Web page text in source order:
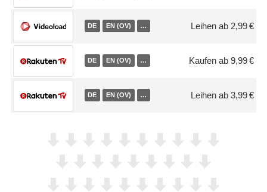
DE EN (OV) … Leihen ab 2,99 €
DE EN (OV) … Kaufen ab 9,99 €
DE EN (OV) … Leihen ab 3,99 €